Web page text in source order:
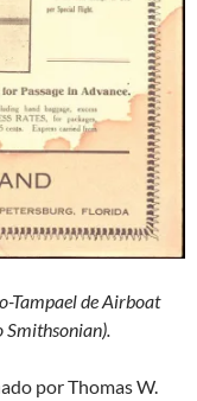
Tampael de Airboat
Smithsonian).
por Thomas W.